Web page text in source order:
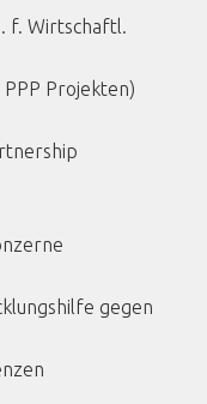
f. Wirtschaftl.
Projekten)
gegen